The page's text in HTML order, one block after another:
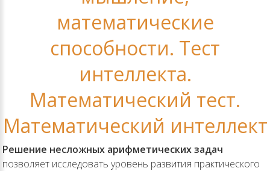
математические
способности. Тест
интеллекта.
Математический тест.
Математический интеллект
Решение несложных арифметических задач
позволяет исследовать уровень развития практического